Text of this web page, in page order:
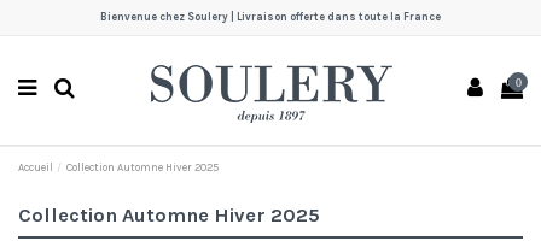
Bienvenue chez Soulery | Livraison offerte dans toute la France
0
Accueil Collection Automne Hiver 2025
Collection Automne Hiver 2025